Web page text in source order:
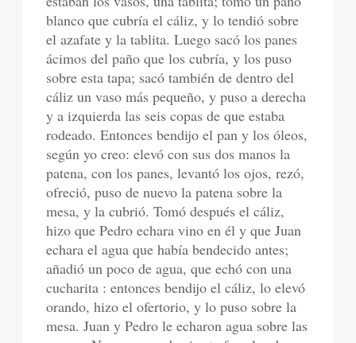
blanco que cubría el cáliz, y lo tendió sobre
el azafate y la tablita. Luego sacó los panes
ácimos del paño que los cubría, y los puso
sobre esta tapa; sacó también de dentro del
cáliz un vaso más pequeño, y puso a derecha
y a izquierda las seis copas de que estaba
rodeado. Entonces bendijo el pan y los óleos,
según yo creo: elevó con sus dos manos la
patena, con los panes, levantó los ojos, rezó,
ofreció, puso de nuevo la patena sobre la
mesa, y la cubrió. Tomó después el cáliz,
hizo que Pedro echara vino en él y que Juan
echara el agua que había bendecido antes;
añadió un poco de agua, que echó con una
cucharita : entonces bendijo el cáliz, lo elevó
orando, hizo el ofertorio, y lo puso sobre la
mesa. Juan y Pedro le echaron agua sobre las